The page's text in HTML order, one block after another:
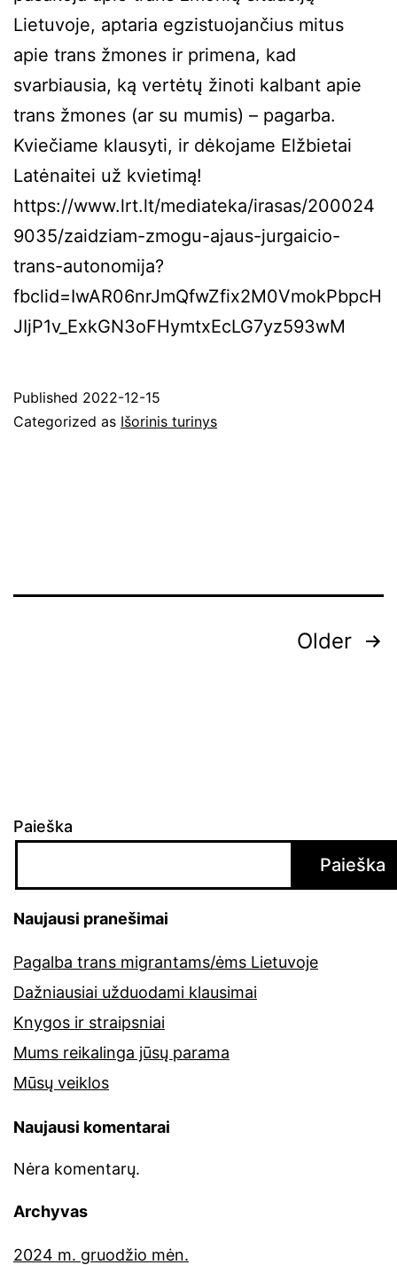
Lietuvoje, aptaria egzistuojančius mitus
apie trans žmones ir primena, kad
svarbiausia, ką vertėtų žinoti kalbant apie
trans žmones (ar su mumis) – pagarba.
Kviečiame klausyti, ir dėkojame Elžbietai
Latėnaitei už kvietimą!
https://www.lrt.lt/mediateka/irasas/200024
9035/zaidziam-zmogu-ajaus-jurgaicio-
trans-autonomija?
fbclid=IwAR06nrJmQfwZfix2M0VmokPbpcH
JIjP1v_ExkGN3oFHymtxEcLG7yz593wM
Published 2022-12-15
Categorized as Išorinis turinys
Older
Paieška
Paieška
Naujausi pranešimai
Pagalba trans migrantams/ėms Lietuvoje
Dažniausiai užduodami klausimai
Knygos ir straipsniai
Mums reikalinga jūsų parama
Mūsų veiklos
Naujausi komentarai
Nėra komentarų.
Archyvas
2024 m. gruodžio mėn.